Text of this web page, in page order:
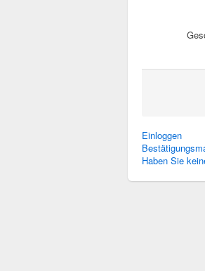
Einloggen
Haben Sie